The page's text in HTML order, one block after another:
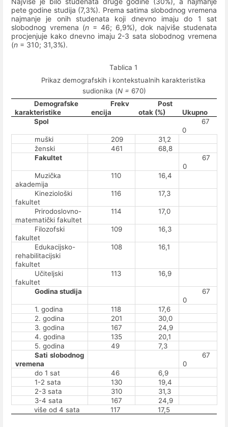
pete godine studija (7,3%). Prema satima slobodnog vremena
najmanje je onih studenata koji dnevno imaju do 1 sat
slobodnog vremena (n = 46; 6,9%), dok najviše studenata
procjenjuje kako dnevno imaju 2-3 sata slobodnog vremena
(n = 310; 31,3%).
Tablica1
Prikaz demografskih i kontekstualnih karakteristika
sudionika (N = 670)
Demografske
karakteristike
Frekv
encija
Post
otak (%)
Ukupno
Spol
67
0
muški
209
31,2
ženski
461
68,8
Fakultet
67
0
Muzička
akademija
110 16,4
Kineziološki
fakultet
116 17,3
Prirodoslovno-
matematički fakultet
114 17,0
Filozofski
fakultet
109 16,3
Edukacijsko-
rehabilitacijski
fakultet
108 16,1
Učiteljski
fakultet
113 16,9
Godina studija
67
0
1. godina
118
17,6
2. godina
201
30,0
3. godina
167
24,9
4. godina
135
20,1
5. godina
49
7,3
Sati slobodnog
vremena
67
0
do 1 sat
46
6,9
1-2 sata
130
19,4
2-3 sata
310
31,3
3-4 sata
167
24,9
više od 4 sata
117 17,5